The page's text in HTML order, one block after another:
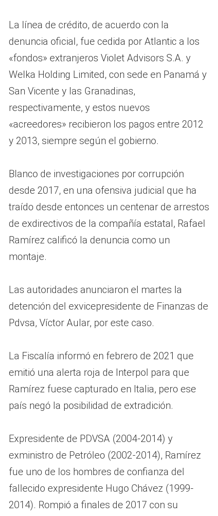
La línea de crédito, de acuerdo con la
denuncia oficial, fue cedida por Atlantic a los
«fondos» extranjeros Violet Advisors S.A. y
Welka Holding Limited, con sede en Panamá y
San Vicente y las Granadinas,
respectivamente, y estos nuevos
«acreedores» recibieron los pagos entre 2012
y 2013, siempre según el gobierno.
Blanco de investigaciones por corrupción
desde 2017, en una ofensiva judicial que ha
traído desde entonces un centenar de arrestos
de exdirectivos de la compañía estatal, Rafael
Ramírez calificó la denuncia como un
montaje.
Las autoridades anunciaron el martes la
detención del exvicepresidente de Finanzas de
Pdvsa, Víctor Aular, por este caso.
La Fiscalía informó en febrero de 2021 que
emitió una alerta roja de Interpol para que
Ramírez fuese capturado en Italia, pero ese
país negó la posibilidad de extradición.
Expresidente de PDVSA (2004-2014) y
exministro de Petróleo (2002-2014), Ramírez
fue uno de los hombres de confianza del
fallecido expresidente Hugo Chávez (1999-
2014). Rompió a finales de 2017 con su